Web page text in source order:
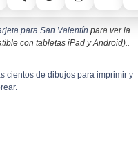
para San Valentín para ver la
con tabletas iPad y Android)..
cientos de dibujos para imprimir y